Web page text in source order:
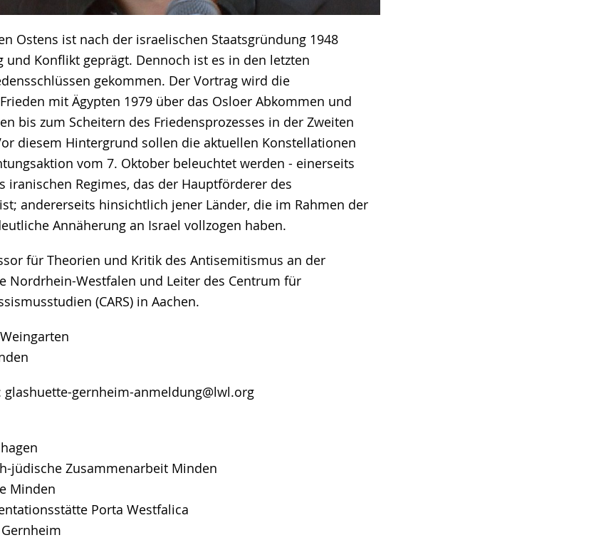
Ostens ist nach der israelischen Staatsgründung 1948
und Konflikt geprägt. Dennoch ist es in den letzten
gekommen. Der Vortrag wird die
mit Ägypten 1979 über das Osloer Abkommen und
bis zum Scheitern des Friedensprozesses in der Zweiten
diesem Hintergrund sollen die aktuellen Konstellationen
vom 7. Oktober beleuchtet werden - einerseits
iranischen Regimes, das der Hauptförderer des
andererseits hinsichtlich jener Länder, die im Rahmen der
Annäherung an Israel vollzogen haben.
für Theorien und Kritik des Antisemitismus an der
Nordrhein-Westfalen und Leiter des Centrum für
(CARS) in Aachen.
gernheim-anmeldung@lwl.org
jüdische Zusammenarbeit Minden
Minden
Porta Westfalica